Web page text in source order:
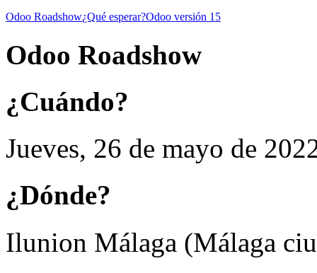
Odoo Roadshow¿Qué esperar?Odoo versión 15
Odoo Roadshow
¿Cuándo?
Jueves, 26 de mayo de
¿Dónde?
Ilunion Málaga (Málaga